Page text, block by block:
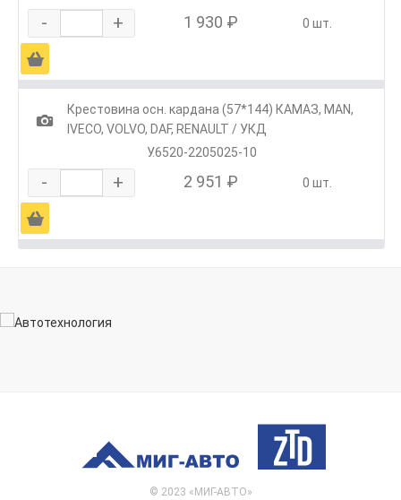
- + 1 930 ₽ 0 шт.
Ä
1
Крестовина осн. кардана (57*144) КАМАЗ, МАN,
IVECO, VOLVO, DAF, RENAULT / УКД
У.6520-2205025-10
- + 2 951 ₽ 0 шт.
Ä
© 2023 «МИГ-АВТО»